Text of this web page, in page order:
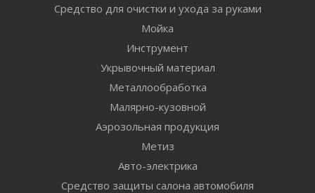
Средство для очистки и ухода за руками
Мойка
Инструмент
Укрывочный материал
Металлообработка
Малярно-кузовной
Аэрозольная продукция
Метиз
Авто-электрика
Средство защиты салона автомобиля